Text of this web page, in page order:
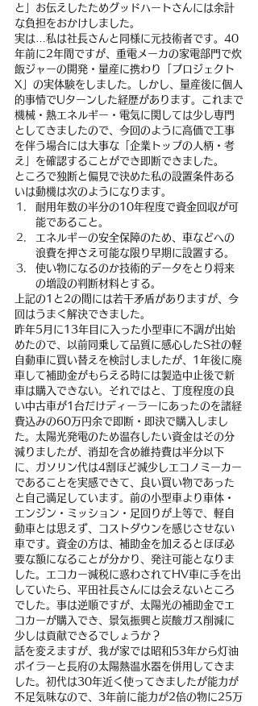
と」お伝えしたためグッドハートさんには余計
な負担をおかけしました。
実は…私は社長さんと同様に元技術者です。40
年前に2年間ですが、重電メーカの家電部門で炊
飯ジャーの開発・量産に携わり「プロジェクト
X」の実体験をしました。しかし、量産後に個人
的事情でUターンした経歴があります。これまで
機械・熱エネルギー・電気に関しては少し専門
としてきましたので、今回のように高価で工事
を伴う場合には大事な「企業トップの人柄・考
え」を確認することができ即断できました。
ところで独断と偏見で決めた私の設置条件ある
いは動機は次のようになります。
耐用年数の半分の10年程度で資金回収が可
能であること。
エネルギーの安全保障のため、車などへの
浪費を押さえ可能な限り早期に設置する。
使い物になるのか技術的データをとり将来
の増設の判断材料とする。
上記の1と2の間には若干矛盾がありますが、今
回はうまく解決できました。
昨年5月に13年目に入った小型車に不調が出始
めたので、以前同乗して品質に感心したS社の軽
自動車に買い替えを検討しましたが、1年後に廃
車して補助金がもらえる時には製造中止後で新
車は購入できない。それではと、丁度程度の良
い中古車が1台だけディーラーにあったのを諸経
費込みの60万円余で即断・即決で購入しまし
た。太陽光発電のため温存したい資金はその分
減りましたが、消却を含め維持費は半分以下
に、ガソリン代は4割ほど減少しエコノミーカー
であることを実感できて、良い買い物であった
と自己満足しています。前の小型車より車体・
エンジン・ミッション・足回りが上等で、軽自
動車とは思えず、コストダウンを感じさせない
車です。資金の方は、補助金を加えるとほぼ必
要な額になることが分かり、発注可能となりま
した。エコカー減税に惑わされてHV車に手を出
していたら、平田社長さんには会えないところ
でした。事は逆順ですが、太陽光の補助金でエ
コカーが購入でき、景気振興と炭酸ガス削減に
少しは貢献できるでしょうか？
話を変えますが、我が家では昭和53年から灯油
ボイラーと長府の太陽熱温水器を併用してきま
した。初代は30年近く使ってきましたが能力が
不足気味なので、3年前に能力が2倍の物に25万